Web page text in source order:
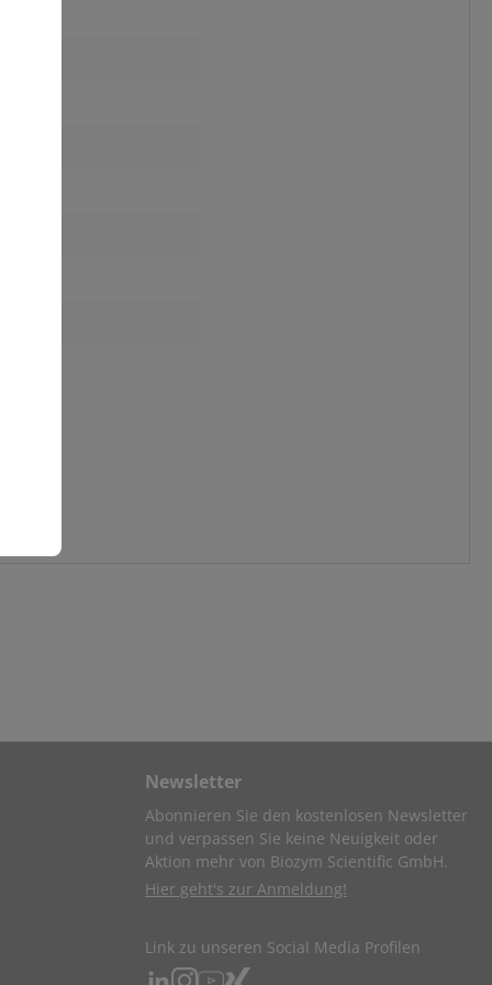
Newsletter
Abonnieren Sie den kostenlosen Newsletter
und verpassen Sie keine Neuigkeit oder
Aktion mehr von Biozym Scientific GmbH.
Hier geht's zur Anmeldung!
Link zu unseren Social Media Profilen